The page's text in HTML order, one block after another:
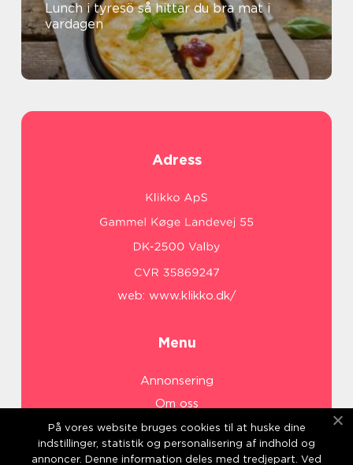
Lunch i tyresö så hittar du bra mat i
vardagen
Adress
web: www.klikko.dk/
Menu
Annonsering
Om oss
Cookies
Kontakta oss
På vores website bruges cookies til at huske dine
indstillinger, statistik og personalisering af indhold og
annoncer. Denne information deles med tredjepart. Ved